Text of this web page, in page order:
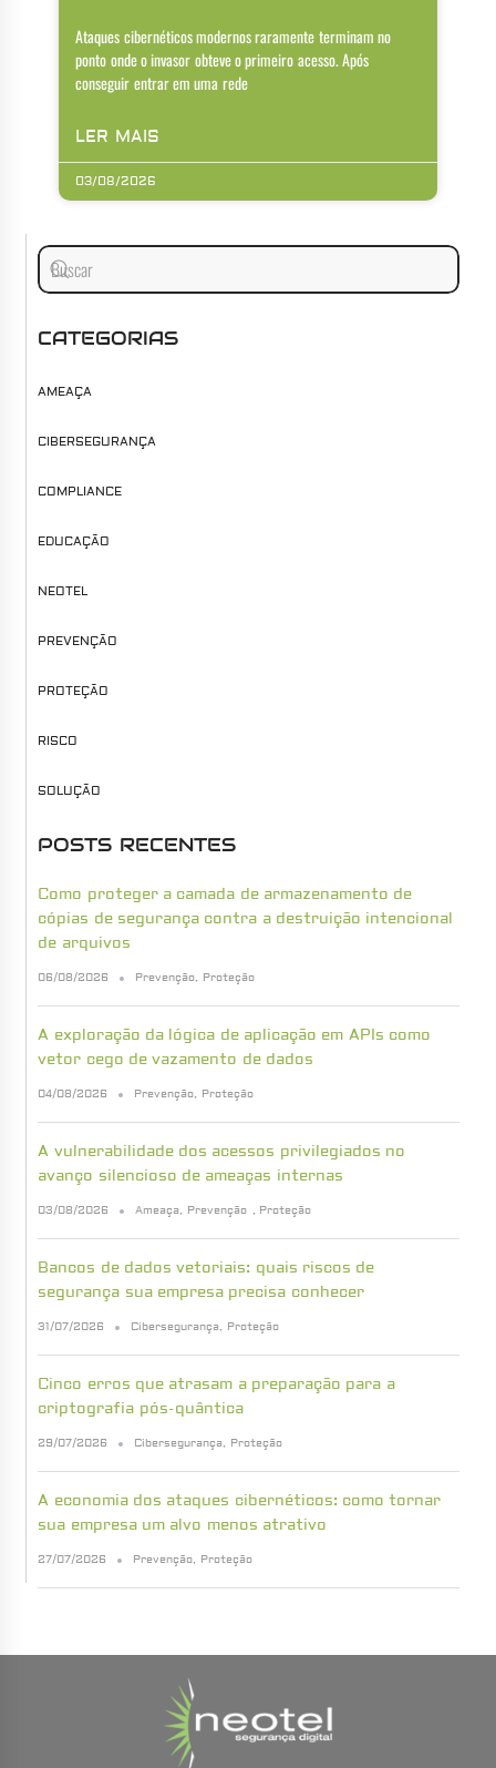
Ataques cibernéticos modernos raramente terminam no
ponto onde o invasor obteve o primeiro acesso. Após
conseguir entrar em uma rede
LER MAIS
03/08/2026
CATEGORIAS
AMEAÇA
CIBERSEGURANÇA
COMPLIANCE
EDUCAÇÃO
NEOTEL
PREVENÇÃO
PROTEÇÃO
RISCO
SOLUÇÃO
POSTS RECENTES
Como proteger a camada de armazenamento de
cópias de segurança contra a destruição intencional
de arquivos
06/08/2026 Prevenção, Proteção
A exploração da lógica de aplicação em APIs como
vetor cego de vazamento de dados
04/08/2026 Prevenção, Proteção
A vulnerabilidade dos acessos privilegiados no
avanço silencioso de ameaças internas
03/08/2026 Ameaça, Prevenção , Proteção
Bancos de dados vetoriais: quais riscos de
segurança sua empresa precisa conhecer
31/07/2026 Cibersegurança, Proteção
Cinco erros que atrasam a preparação para a
criptografia pós-quântica
29/07/2026 Cibersegurança, Proteção
A economia dos ataques cibernéticos: como tornar
sua empresa um alvo menos atrativo
27/07/2026 Prevenção, Proteção